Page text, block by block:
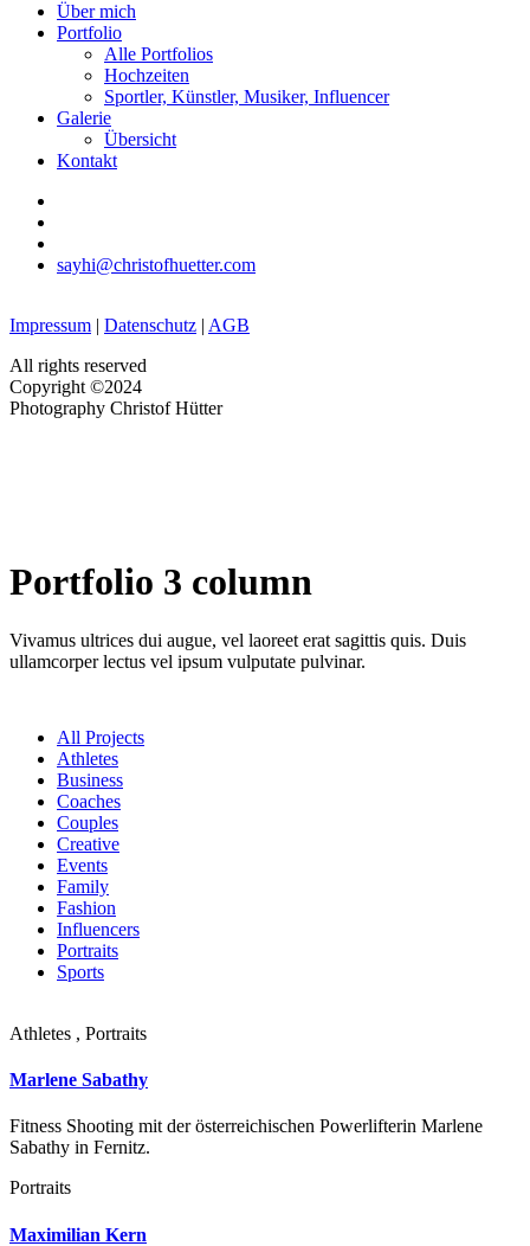
Über mich
Portfolio
Alle Portfolios
Hochzeiten
Sportler, Künstler, Musiker, Influencer
Galerie
Übersicht
Kontakt
sayhi@christofhuetter.com
Impressum | Datenschutz | AGB
All rights reserved
Copyright ©2024
Photography Christof Hütter
Portfolio 3 column
Vivamus ultrices dui augue, vel laoreet erat sagittis quis. Duis
ullamcorper lectus vel ipsum vulputate pulvinar.
All Projects
Athletes
Business
Coaches
Couples
Creative
Events
Family
Fashion
Influencers
Portraits
Sports
Athletes , Portraits
Marlene Sabathy
Fitness Shooting mit der österreichischen Powerlifterin Marlene
Sabathy in Fernitz.
Portraits
Maximilian Kern